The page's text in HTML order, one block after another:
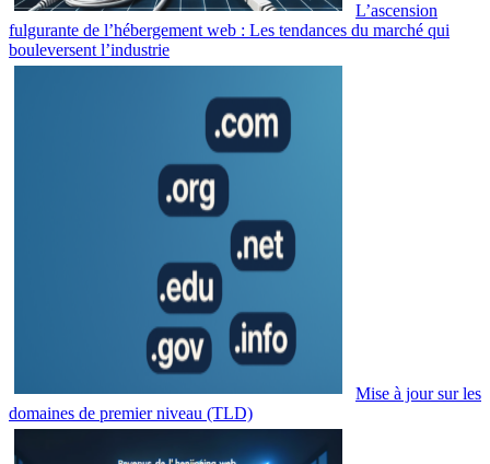
L’ascension
fulgurante de l’hébergement web : Les tendances du marché qui
bouleversent l’industrie
Mise à jour sur les
domaines de premier niveau (TLD)